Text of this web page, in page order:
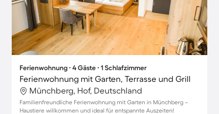
Ferienwohnung ∙ 4 Gäste ∙ 1 Schlafzimmer
Ferienwohnung mit Garten, Terrasse und Grill
Münchberg, Hof, Deutschland
Familienfreundliche Ferienwohnung mit Garten in Münchberg –
Haustiere willkommen und ideal für entspannte Auszeiten!